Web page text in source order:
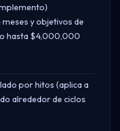
meses y objetivos de
hasta $4,000,000
por hitos (aplica a
alrededor de ciclos